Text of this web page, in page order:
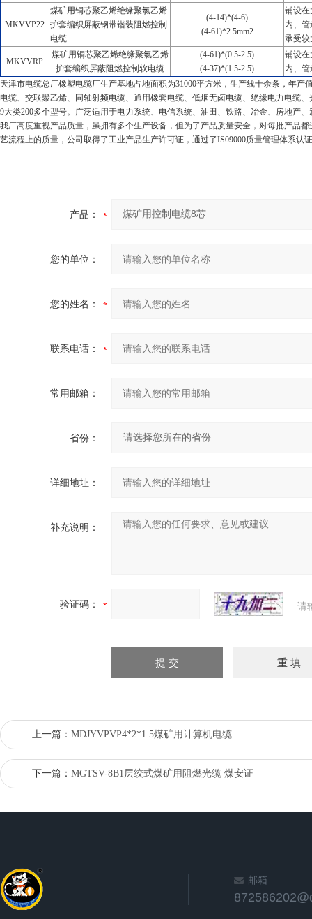
MKVVP22
煤矿用铜芯聚乙烯绝缘聚氯乙烯
护套编织屏蔽钢带锴装阻燃控制
电缆
(4-14)*(4-6)
(4-61)*2.5mm2
铺设在
内、
承受较
MKVVRP
煤矿用铜芯聚乙烯绝缘聚氯乙烯
护套编织屏蔽阻燃控制软电缆
(4-61)*(0.5-2.5)
(4-37)*(1.5-2.5)
铺设在
内、
天津市电缆总厂橡塑电缆厂生产基地占地面积为31000平方米，生产线十余条，年产
电缆、交联聚乙烯、同轴射频电缆、通用橡套电缆、低烟无卤电缆、绝缘电力电缆
9大类200多个型号。广泛适用于电力系统、电信系统、油田、铁路、冶金、房地产
我厂高度重视产品质量，虽拥有多个生产设备，但为了产品质量安全，对每批产品
艺流程上的质量，公司取得了工业产品生产许可证，通过了IS09000质量管理体系认
产品：
您的单位：
您的姓名：
联系电话：
常用邮箱：
省份：
详细地址：
补充说明：
验证码： 请
上一篇： MDJYVPVP4*2*1.5煤矿用计算机电缆
下一篇： MGTSV-8B1层绞式煤矿用阻燃光缆 煤安证
邮箱